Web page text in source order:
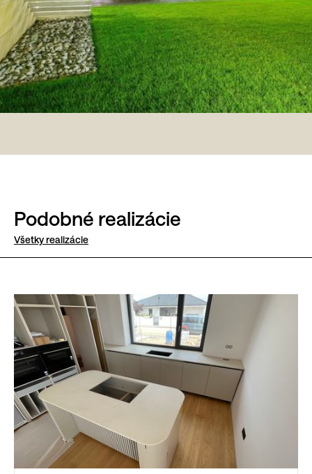
Podobné realizácie
Všetky realizácie